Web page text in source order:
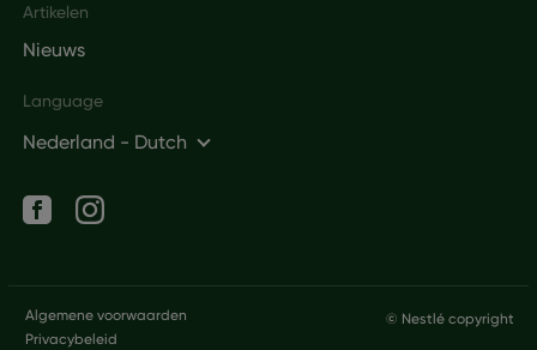
Artikelen
Nieuws
Language
Nederland - Dutch
Legal
Algemene voorwaarden
Privacybeleid
© Nestlé copyright